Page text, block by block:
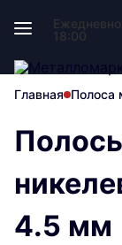
18:00
Главная Полоса
4.5 мм